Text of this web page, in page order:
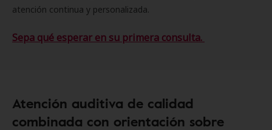
atención continua y personalizada.
Sepa qué esperar en su primera consulta.
Atención auditiva de calidad
combinada con orientación sobre